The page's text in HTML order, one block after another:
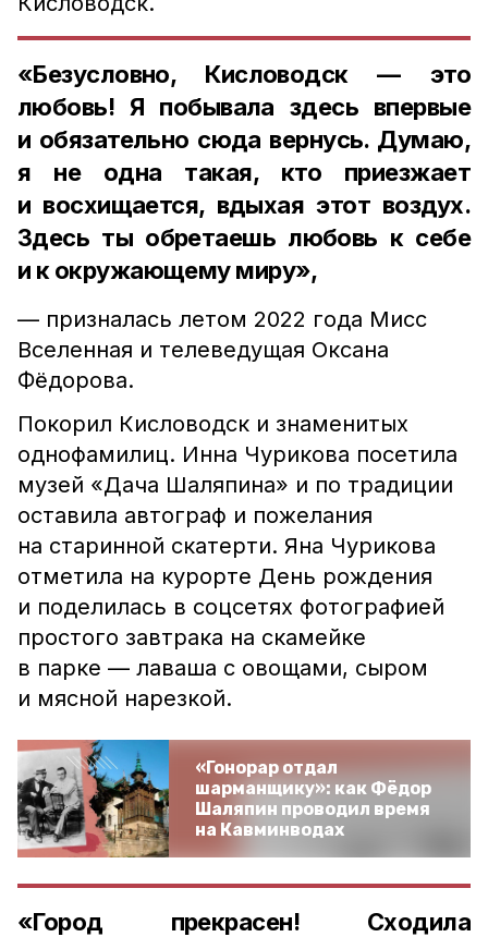
«Безусловно, Кисловодск — это
любовь! Я побывала здесь впервые
и обязательно сюда вернусь. Думаю,
я не одна такая, кто приезжает
и восхищается, вдыхая этот воздух.
Здесь ты обретаешь любовь к себе
и к окружающему миру»,
— призналась летом 2022 года Мисс
Вселенная и телеведущая Оксана
Фёдорова.
Покорил Кисловодск и знаменитых
однофамилиц. Инна Чурикова посетила
музей «Дача Шаляпина» и по традиции
оставила автограф и пожелания
на старинной скатерти. Яна Чурикова
отметила на курорте День рождения
и поделилась в соцсетях фотографией
простого завтрака на скамейке
в парке — лаваша с овощами, сыром
и мясной нарезкой.
«Гонорар отдал
шарманщику»: как Фёдор
Шаляпин проводил время
на Кавминводах
«Город прекрасен! Сходила